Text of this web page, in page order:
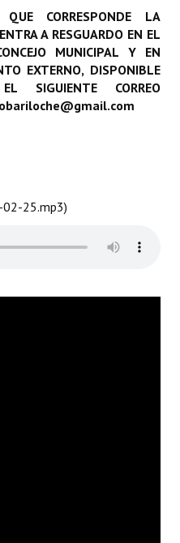
CORRESPONDE LA
A RESGUARDO EN EL
MUNICIPAL Y EN
EXTERNO, DISPONIBLE
SIGUIENTE CORREO
25.mp3)